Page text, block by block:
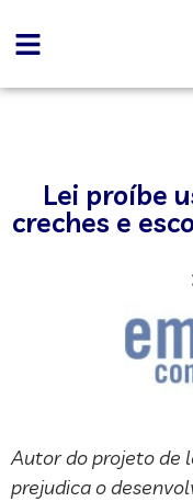
Lei proíbe
creches e
Autor do projeto de
prejudica o